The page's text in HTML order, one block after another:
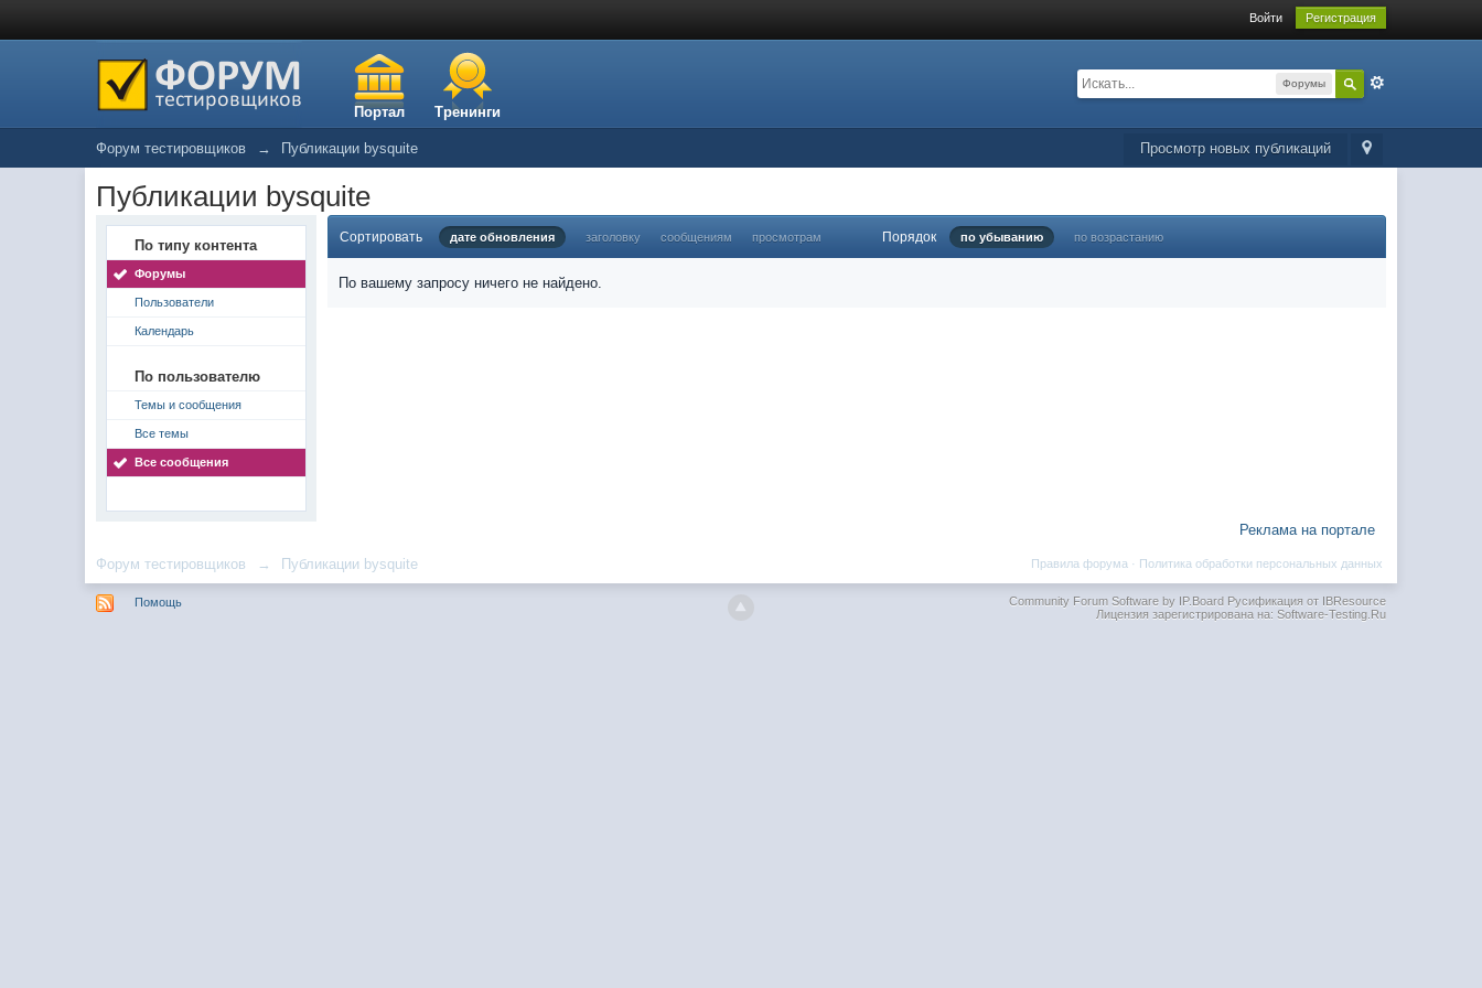
Войти Регистрация
Портал Тренинги
Форумы
Просмотр новых публикаций
Форум тестировщиков → Публикации bysquite
Публикации bysquite
По типу контента
Форумы
Пользователи
Календарь
По пользователю
Темы и сообщения
Все темы
Все сообщения
Сортировать дате обновления заголовку сообщениям просмотрам Порядок по убыванию по возрастанию
По вашему запросу ничего не найдено.
Реклама на портале
Форум тестировщиков → Публикации bysquite Политика обработки персональных данных
Правила форума ·
Помощь Community Forum Software by IP.BoardРусификация от IBResource
Лицензия зарегистрирована на: Software-Testing.Ru